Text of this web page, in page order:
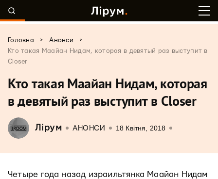
Головна > Анонси
>
Кто такая Маайан Нидам, которая в девятый раз выступит в
Closer
Кто такая Маайан Нидам, которая
в девятый раз выступит в Closer
Лірум АНОНСИ 18 Квітня, 2018
Четыре года назад израильтянка Маайан Нидам